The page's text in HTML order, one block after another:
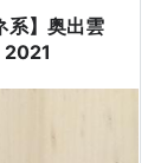
系】奥出雲
2021